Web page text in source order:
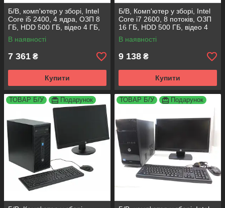
Б/В, комп'ютер у зборі, Intel
Core i5 2400, 4 ядра, ОЗП 8
ГБ, HDD 500 ГБ, відео 4 ГБ,
монітор 19"
В наявності
7 361 ₴
Купити
Б/В, Комп'ютер у зборі, Intel
Core i7 2600, 8 потоків, ОЗП
16 ГБ, HDD 500 ГБ, відео 4
ГБ, монітор 19"
В наявності
9 138 ₴
Купити
ТОВАР Б/У Подарунок ТОВАР Б/У Подарунок